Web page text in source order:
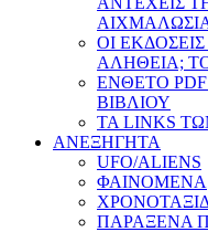
ΟΙ
ΑΛΗΘΕΙΑ;
ΕΝΘΕΤΟ
ΒΙΒΛΙΟΥ
ΤΑ LINKS
ΑΝΕΞΗΓΗΤΑ
UFO/ALIENS
ΦΑΙΝΟΜΕΝΑ
ΠΑΡΑΞΕΝΑ